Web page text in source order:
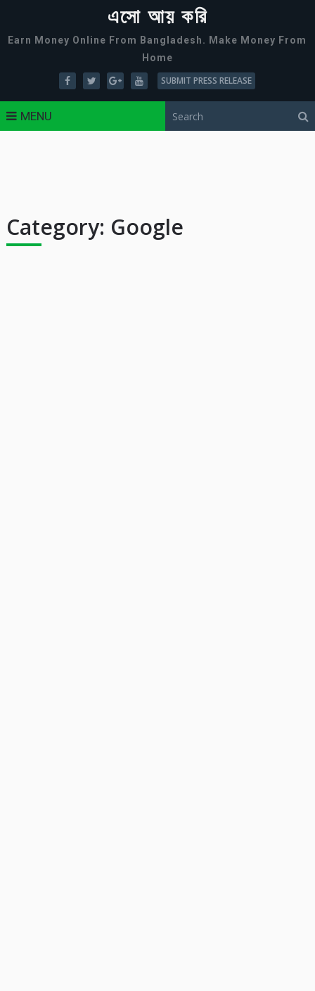
এসো আয় করি
Earn Money Online From Bangladesh. Make Money From
Home
SUBMIT PRESS RELEASE
MENU
Category: Google